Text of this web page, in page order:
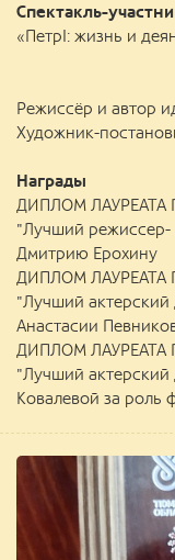
Спектакль-
«ПетрI: жизнь и
Режиссёр и автор
Художник-
Награды
ДИПЛОМ ЛАУРЕАТА
"Лучший режиссер-
Дмитрию Ерохину
ДИПЛОМ ЛАУРЕАТА
"Лучший актерский
Анастасии
ДИПЛОМ ЛАУРЕАТА
"Лучший актерский
Ковалевой за роль